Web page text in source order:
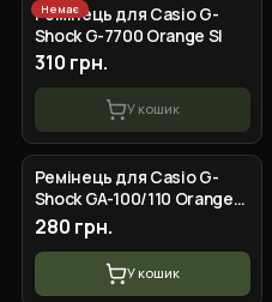
Немає
Ремінець для Casio G-
Shock G-7700 Orange SI
310 грн.
У кошик
Ремінець для Casio G-
Shock GA-100/110 Orange
SI
280 грн.
У кошик